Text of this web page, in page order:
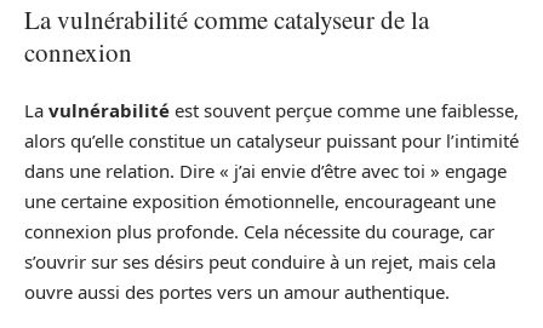
La vulnérabilité comme catalyseur de la
connexion
La vulnérabilité est souvent perçue comme une faiblesse,
alors qu’elle constitue un catalyseur puissant pour l’intimité
dans une relation. Dire « j’ai envie d’être avec toi » engage
une certaine exposition émotionnelle, encourageant une
connexion plus profonde. Cela nécessite du courage, car
s’ouvrir sur ses désirs peut conduire à un rejet, mais cela
ouvre aussi des portes vers un amour authentique.